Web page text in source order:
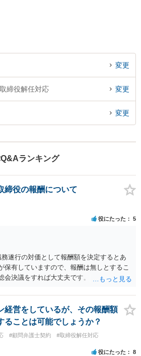
変更
締役解任対応 変更
変更
ランキング
締役の報酬について
役にたった 5
遂行の対価として報酬額を決定するとあ
保有していますので、報酬は無しとするこ
会決議をすれば大丈夫です。 一応、就任時
、そういう約束も無いようですし、大丈
任期も総会で決めるとありますので、短縮
めてもらっても良いでしょうか？ 途中で
す。 解任は自由に可能ですが、正当事由が
なります。 もっとも、元より無報酬な
ますが、その点、何か言ってくるかもし
経営をしているが、その報酬額
ることは可能でしょうか？
#顧問弁護士契約
#取締役解任対応
役にたった 8